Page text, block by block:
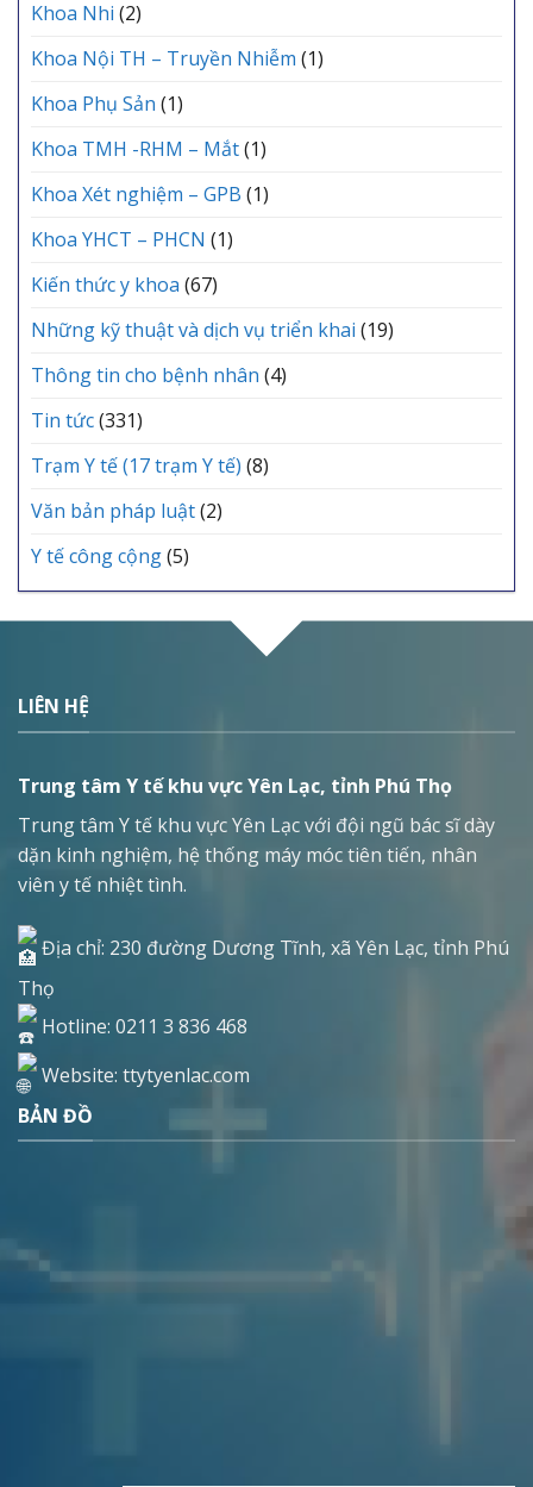
Khoa Nhi (2)
Khoa Nội TH – Truyền Nhiễm (1)
Khoa Phụ Sản (1)
Khoa TMH -RHM – Mắt(1)
Khoa Xét nghiệm – GPB (1)
Khoa YHCT – PHCN (1)
Kiến thức y khoa (67)
Những kỹ thuật và dịch vụ triển khai (19)
Thông tin cho bệnh nhân (4)
Tin tức(331)
Trạm Y tế (17 trạm Y tế) (8)
Văn bản pháp luật(2)
Y tế công cộng(5)
LIÊN HỆ
Trung tâm Y tế khu vực Yên Lạc, tỉnh Phú Thọ
Trung tâm Y tế khu vực Yên Lạc với đội ngũ bác sĩ dày
dặn kinh nghiệm, hệ thống máy móc tiên tiến, nhân
viên y tế nhiệt tình.
Địa chỉ: 230 đường Dương Tĩnh, xã Yên Lạc, tỉnh Phú
Thọ
Hotline: 0211 3 836 468
Website: ttytyenlac.com
BẢN ĐỒ